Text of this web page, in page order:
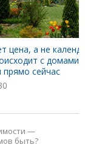
цена, а не
с домами
прямо сейчас
—
быть?